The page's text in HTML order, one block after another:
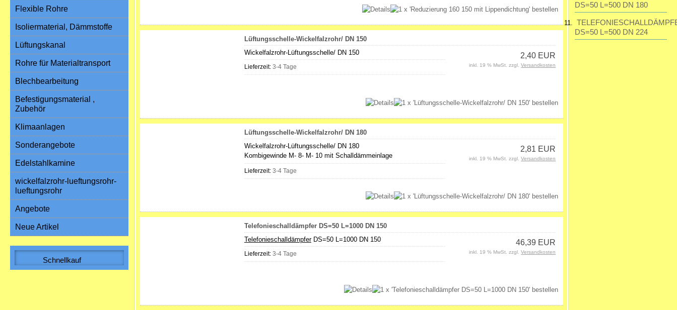
Lüftungsschelle-Wickelfalzrohr/ DN 150
Wickelfalzrohr-Lüftungsschelle/ DN 150
Lieferzeit: 3-4 Tage
2,40 EUR
inkl. 19 % MwSt. zzgl.Versandkosten
Lüftungsschelle-Wickelfalzrohr/ DN 180
Wickelfalzrohr-Lüftungsschelle/ DN 180
Kombigewinde M- 8- M- 10 mit Schalldämmeinlage
Lieferzeit: 3-4 Tage
2,81 EUR
inkl. 19 % MwSt. zzgl.Versandkosten
Telefonieschalldämpfer DS=50 L=1000 DN 150
TelefonieschalldämpferDS=50 L=1000 DN 150
Lieferzeit: 3-4 Tage
46,39 EUR
inkl. 19 % MwSt. zzgl.Versandkosten
Flexible Rohre
Isoliermaterial, Dämmstoffe
Lüftungskanal
Rohre für Materialtransport
Blechbearbeitung
Befestigungsmaterial ,
Zubehör
Klimaanlagen
Sonderangebote
Edelstahlkamine
wickelfalzrohr-lueftungsrohr-
lueftungsrohr
Angebote
Neue Artikel
Schnellkauf
DS=50 L=500 DN 180
DS=50 L=500 DN 224